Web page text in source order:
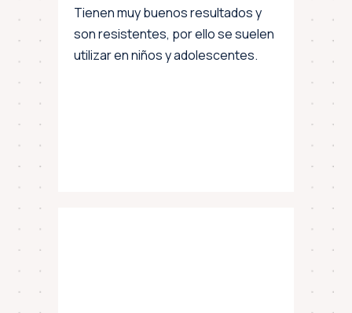
Tienen muy buenos resultados y
son resistentes, por ello se suelen
utilizar en niños y adolescentes.